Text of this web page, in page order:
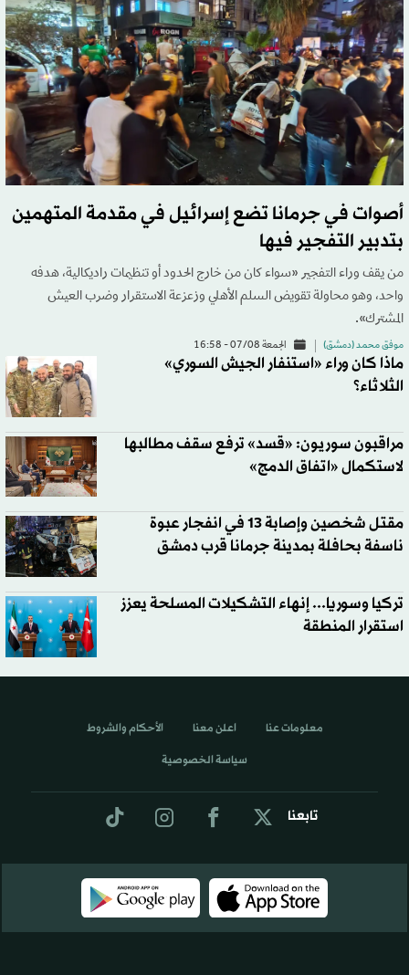
أصوات في جرمانا تضع إسرائيل في مقدمة المتهمين
بتدبير التفجير فيها
من يقف وراء التفجير «سواء كان من خارج الحدود أو تنظيمات راديكالية، هدفه
واحد، وهو محاولة تقويض السلم الأهلي وزعزعة الاستقرار وضرب العيش
المشترك».
موفق محمد (دمشق) الجمعة 07/08 - 16:58
ماذا كان وراء «استنفار الجيش السوري»
الثلاثاء؟
مراقبون سوريون: «قسد» ترفع سقف مطالبها
لاستكمال «اتفاق الدمج»
مقتل شخصين وإصابة 13 في انفجار عبوة
ناسفة بحافلة بمدينة جرمانا قرب دمشق
تركيا وسوريا... إنهاء التشكيلات المسلحة يعزز
استقرار المنطقة
تابعنا
معلومات عنا اعلن معنا الأحكام والشروط
سياسة الخصوصية